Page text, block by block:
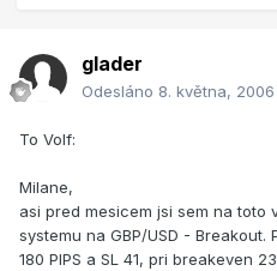
glader
Odesláno 8. května, 2006
To Volf:
Milane,
asi pred mesicem jsi sem na toto
systemu na GBP/USD -
180 PIPS a SL 41, pri breakeven